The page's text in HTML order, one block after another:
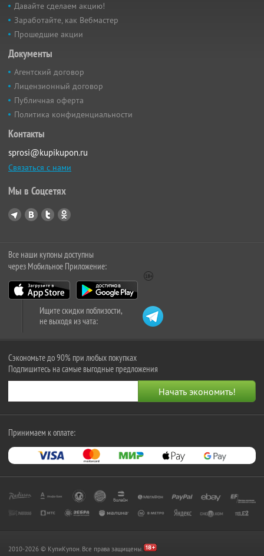
Давайте сделаем акцию!
Заработайте, как Вебмастер
Прошедшие акции
Документы
Агентский договор
Лицензионный договор
Публичная оферта
Политика конфиденциальности
Контакты
sprosi@kupikupon.ru
Связаться с нами
Мы в Соцсетях
Все наши купоны доступны
через Мобильное Приложение:
Ищите скидки поблизости,
не выходя из чата:
Сэкономьте до 90% при любых покупках
Подпишитесь на самые выгодные предложения
Принимаем к оплате:
2010-2026 © КупиКупон. Все права защищены.